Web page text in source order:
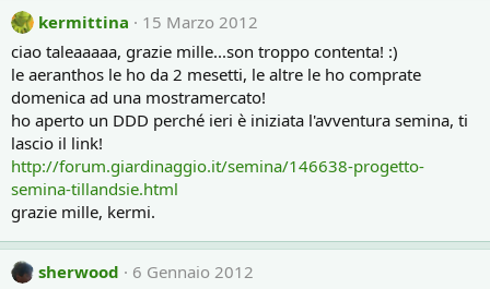
kermittina
15 Marzo 2012
ciao taleaaaaa, grazie mille...son troppo contenta! :)
le aeranthos le ho da 2 mesetti, le altre le ho comprate
domenica ad una mostramercato!
ho aperto un DDD perché ieri è iniziata l'avventura semina, ti
lascio il link!
http://forum.giardinaggio.it/semina/146638-progetto-
semina-tillandsie.html
grazie mille, kermi.
sherwood
6 Gennaio 2012